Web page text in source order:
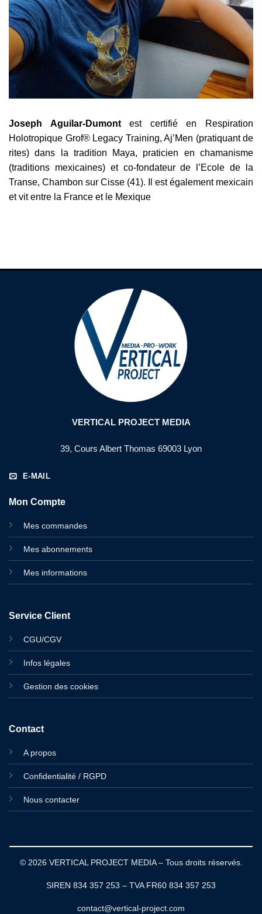
Joseph Aguilar-Dumontest certifié en Respiration
Holotropique Grof® Legacy Training, Aj’Men (pratiquant de
rites) dans la tradition Maya, praticien en chamanisme
(traditions mexicaines) et co-fondateur de l’Ecole de la
Transe, Chambon sur Cisse (41). Il est également mexicain
et vit entre la France et le Mexique
VERTICAL PROJECT MEDIA
39, Cours Albert Thomas 69003 Lyon
E-MAIL
Mon Compte
Mes commandes
Mes abonnements
Mes informations
Service Client
CGU/CGV
Infos légales
Gestion des cookies
Contact
A propos
Confidentialité / RGPD
Nous contacter
© 2026 VERTICAL PROJECT MEDIA – Tous droits réservés.
SIREN 834 357 253 – TVA FR60 834 357 253
contact@vertical-project.com